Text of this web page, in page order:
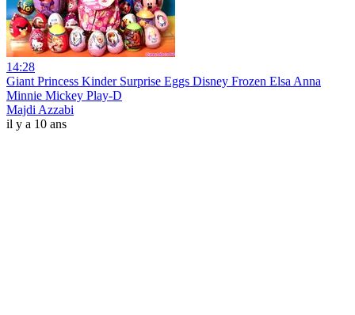
14:28
Giant Princess Kinder Surprise Eggs Disney Frozen Elsa Anna
Minnie Mickey Play-D
Majdi Azzabi
il y a 10 ans